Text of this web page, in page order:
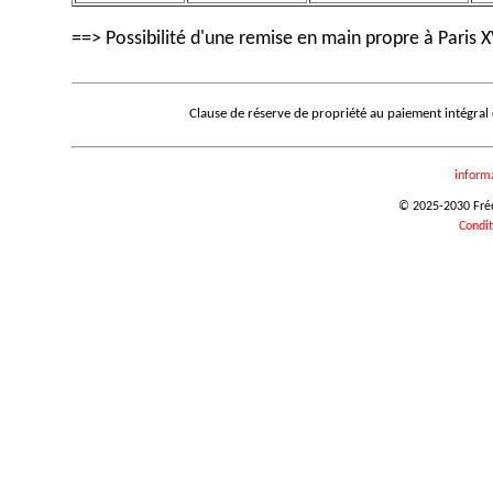
==> Possibilité d'une remise en main propre à Paris
Clause de réserve de propriété au paiement
© 2025-2030